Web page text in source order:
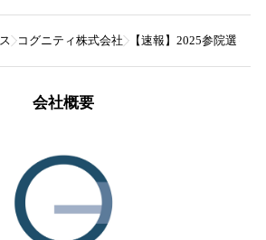
コグニティ株式会社 【速報】2025参院選 –
会社概要